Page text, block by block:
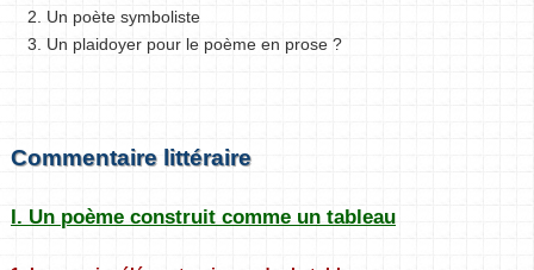
2. Un poète symboliste
3. Un plaidoyer pour le poème en prose ?
Commentaire littéraire
I. Un poème construit comme un tableau